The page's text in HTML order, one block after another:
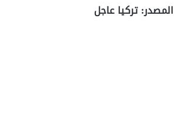
المصدر: تركيا عاجل